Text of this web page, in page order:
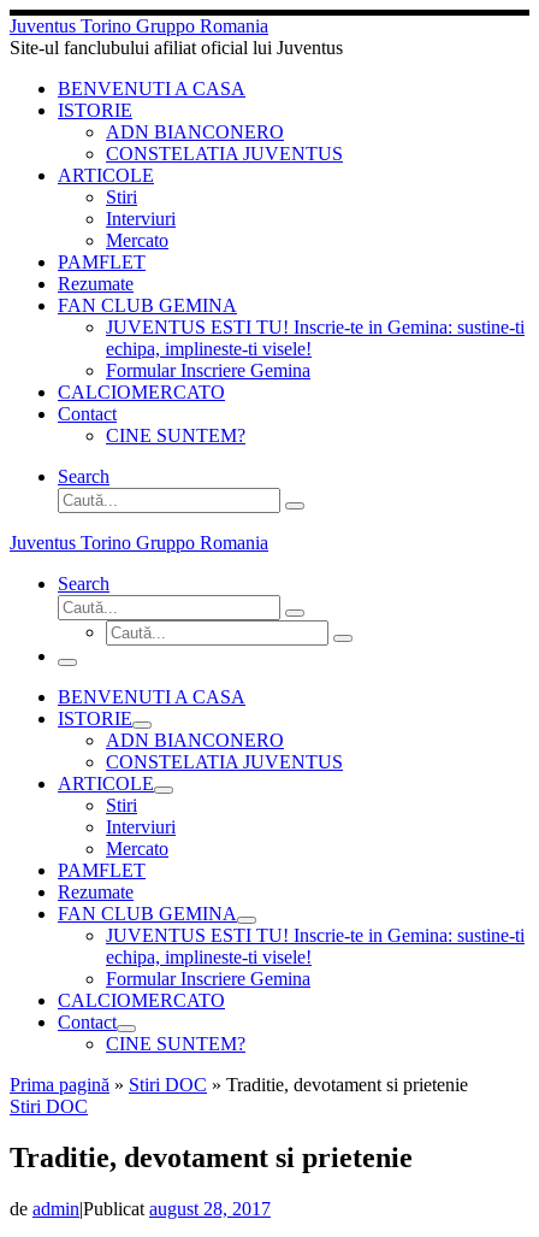
Sari
la
Juventus Torino Gruppo Romania
Site-ul fanclubului afiliat oficial lui Juventus
BENVENUTI A CASA
ISTORIE
ADN BIANCONERO
CONSTELATIA JUVENTUS
ARTICOLE
Stiri
Interviuri
Mercato
PAMFLET
Rezumate
FAN CLUB GEMINA
JUVENTUS ESTI TU! Inscrie-te in Gemina: sustine-ti
echipa, implineste-ti visele!
Formular Inscriere Gemina
CALCIOMERCATO
Contact
CINE SUNTEM?
Search
Căutare
Caută...
Juventus Torino Gruppo Romania
Search
Căutare
Caută...
Căutare
Caută...
Meniu
BENVENUTI A CASA
ISTORIE
ADN BIANCONERO
CONSTELATIA JUVENTUS
ARTICOLE
Stiri
Interviuri
Mercato
PAMFLET
Rezumate
FAN CLUB GEMINA
JUVENTUS ESTI TU! Inscrie-te in Gemina: sustine-ti
echipa, implineste-ti visele!
Formular Inscriere Gemina
CALCIOMERCATO
Contact
CINE SUNTEM?
Prima pagină » Stiri DOC » Traditie, devotament si prietenie
Stiri DOC
Traditie, devotament si prietenie
de admin|Publicat august 28, 2017